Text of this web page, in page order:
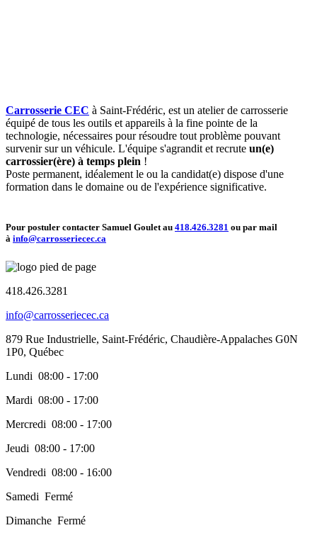
Carrosserie CEC à Saint-Frédéric, est un atelier de carrosserie
équipé de tous les outils et appareils à la fine pointe de la
technologie, nécessaires pour résoudre tout problème pouvant
survenir sur un véhicule. L'équipe s'agrandit et recrute un(e)
carrossier(ère) à temps plein !
Poste permanent, idéalement le ou la candidat(e) dispose d'une
formation dans le domaine ou de l'expérience significative.
Pour postuler contacter Samuel Goulet au 418.426.3281 ou par mail
à info@carrosseriecec.ca
418.426.3281
info@carrosseriecec.ca
879 Rue Industrielle, Saint-Frédéric, Chaudière-Appalaches G0N
1P0, Québec
Lundi 08:00 - 17:00
Mardi 08:00 - 17:00
Mercredi 08:00 - 17:00
Jeudi 08:00 - 17:00
Vendredi 08:00 - 16:00
Samedi Fermé
Dimanche Fermé